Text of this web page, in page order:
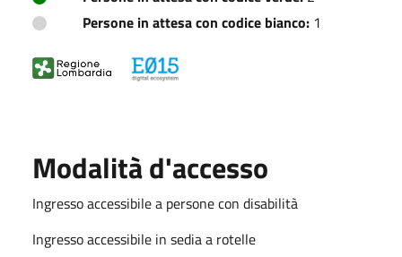
Persone in attesa con codice bianco: 1
Modalità d'accesso
Ingresso accessibile a persone con disabilità
Ingresso accessibile in sedia a rotelle